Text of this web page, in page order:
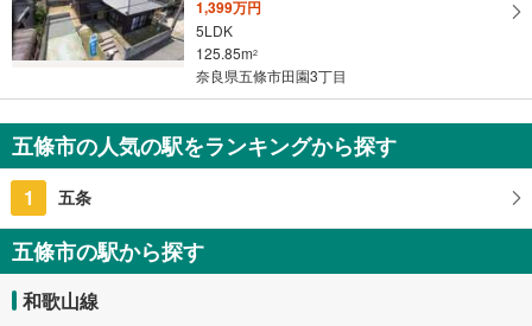
る
・
件
を
マ
イ
ペ
ー
ジ
に
保
1,399万円
5LDK
125.85m2
奈良県五條市田園3丁目
五條市の人気の駅をランキングから探す
1 五条
五條市の駅から探す
和歌山線